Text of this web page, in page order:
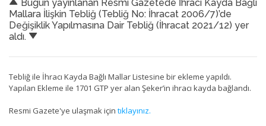
Bugün yayınlanan Resmi Gazetede İhracı Kayda Bağlı
Mallara İlişkin Tebliğ (Tebliğ No: İhracat 2006/7)’de
Değişiklik Yapılmasına Dair Tebliğ (İhracat 2021/12) yer
aldı.
Tebliğ ile İhracı Kayda Bağlı Mallar Listesine bir ekleme yapıldı.
Yapılan Ekleme ile 1701 GTP yer alan Şeker’in ihracı kayda bağlandı.
Resmi Gazete'ye ulaşmak için tıklayınız.